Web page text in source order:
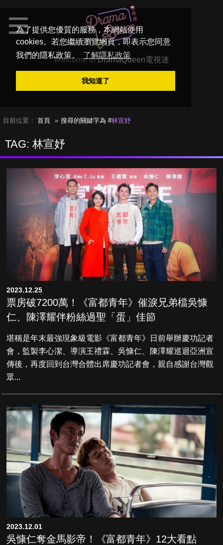
為了提供您優質的服務，本網站使用
cookies。若您繼續瀏覽網頁，即表示您同意
我們的隱私政策。
了解隱私政策
我知道了
Welcome toDramaQueen電視迷
目前位置： 首頁 搜尋的關鍵字為 #林宣妤
TAG: 林宣妤
2023.12.25
票房破7200萬！《富都青年》催淚兄弟檔吳慷
仁、陳澤耀伴粉絲過聖「蛋」佳節
堪稱是年末最強現象級電影《富都青年》日前舉辦慶功記者
會，監製李心潔、導演王禮霖、吳慷仁、陳澤耀巡迴亞洲宣
傳後，再度回到台灣合體出席慶功記者會，親自感謝台灣觀
眾...
2023.12.01
吳慷仁奪金馬影帝！《富都青年》12大看點